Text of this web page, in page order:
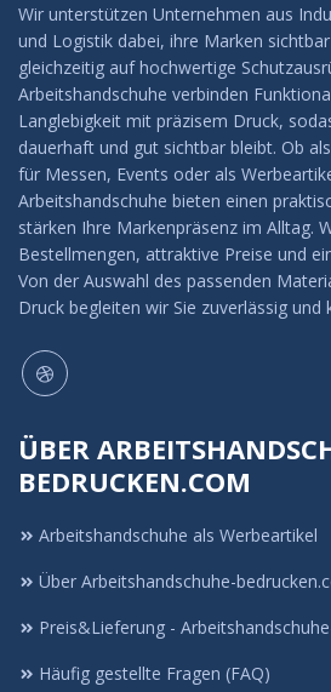
Wir unterstützen Unternehmen aus
und Logistik dabei, ihre Marken
gleichzeitig auf hochwertige
Arbeitshandschuhe verbinden
Langlebigkeit mit präzisem Druck,
dauerhaft und gut sichtbar bleibt. Ob
für Messen, Events oder als
Arbeitshandschuhe bieten einen
stärken Ihre Markenpräsenz im Alltag.
Bestellmengen, attraktive Preise und
Von der Auswahl des passenden
Druck begleiten wir Sie zuverlässig und
ÜBER
BEDRUCKEN.COM
Arbeitshandschuhe als Werbeartikel
Über Arbeitshandschuhe-
Preis&Lieferung -
Häufig gestellte Fragen (FAQ)